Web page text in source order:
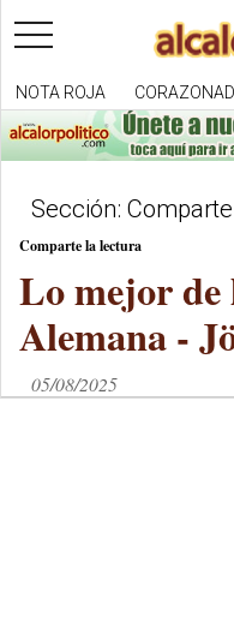
toggle
navigation
NOTA ROJA
Sección:
Comparte la lectura
Lo mejor de
Alemana -
05/08/2025